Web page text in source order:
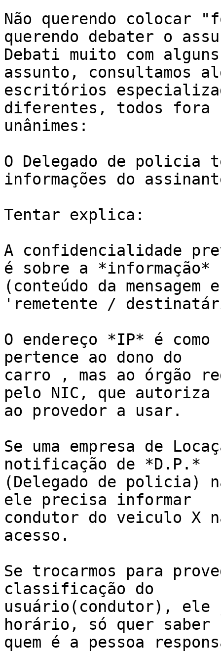
Não querendo colocar
querendo debater o
Debati muito com
assunto, consultamos
escritórios
diferentes, todos fora
unânimes:
O Delegado de policia
informações do
Tentar explica:
A confidencialidade
é sobre a *informação*
(conteúdo da
'remetente /
O endereço *IP* é
pertence ao dono do
carro , mas ao órgão
pelo NIC, que autoriza
ao provedor a usar.
Se uma empresa de
notificação de *D.P.*
(Delegado de policia)
ele precisa informar
condutor do veiculo X
acesso.
Se trocarmos para
classificação do
usuário(condutor), ele
horário, só quer saber
quem é a pessoa